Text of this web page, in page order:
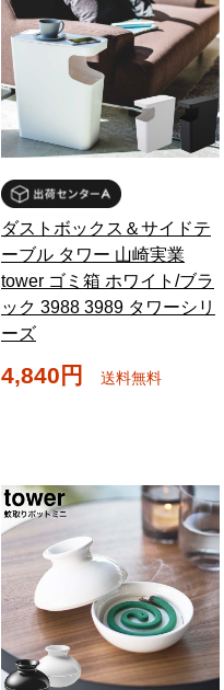
ダストボックス＆サイドテ
ーブル タワー 山崎実業
tower ゴミ箱 ホワイト/ブラ
ック 3988 3989 タワーシリ
ーズ
4,840円 送料無料